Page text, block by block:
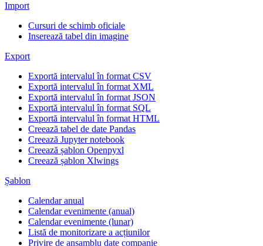
Import
Cursuri de schimb oficiale
Inserează tabel din imagine
Export
Exportă intervalul în format CSV
Exportă intervalul în format XML
Exportă intervalul în format JSON
Exportă intervalul în format SQL
Exportă intervalul în format HTML
Creează tabel de date Pandas
Creează Jupyter notebook
Creează șablon Openpyxl
Creează șablon Xlwings
Șablon
Calendar anual
Calendar evenimente (anual)
Calendar evenimente (lunar)
Listă de monitorizare a acțiunilor
Privire de ansamblu date companie